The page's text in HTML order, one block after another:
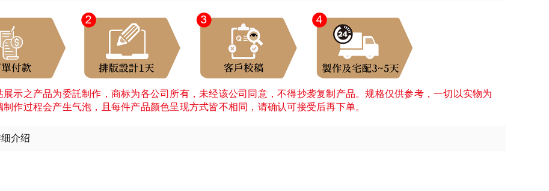
示之产品为委託制作，商标为各公司所有，未经该公司同意，不得抄袭复制产品。规格仅供参考，一切以实物为
制作过程会产生气泡，且每件产品颜色呈现方式皆不相同，请确认可接受后再下单。
介绍